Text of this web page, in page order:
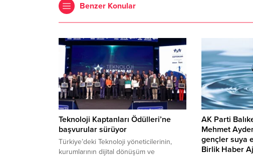
Benzer Konular
Teknoloji Kaptanları Ödülleri’ne
başvurular sürüyor
Türkiye’deki Teknoloji yöneticilerinin,
kurumlarının dijital dönüşüm ve
AK Parti
Mehmet
gençler suya
Birlik Haber